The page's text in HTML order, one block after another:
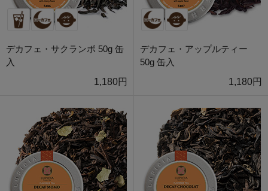
デカフェ・サクランボ 50g 缶
入
1,180円
デカフェ・アップルティー
50g 缶入
1,180円